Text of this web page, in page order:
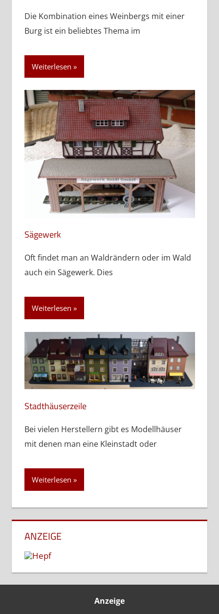
Die Kombination eines Weinbergs mit einer
Burg ist ein beliebtes Thema im
Weiterlesen
Sägewerk
Oft findet man an Waldrändern oder im Wald
auch ein Sägewerk. Dies
Weiterlesen
Stadthäuserzeile
Bei vielen Herstellern gibt es Modellhäuser
mit denen man eine Kleinstadt oder
Weiterlesen
ANZEIGE
Anzeige